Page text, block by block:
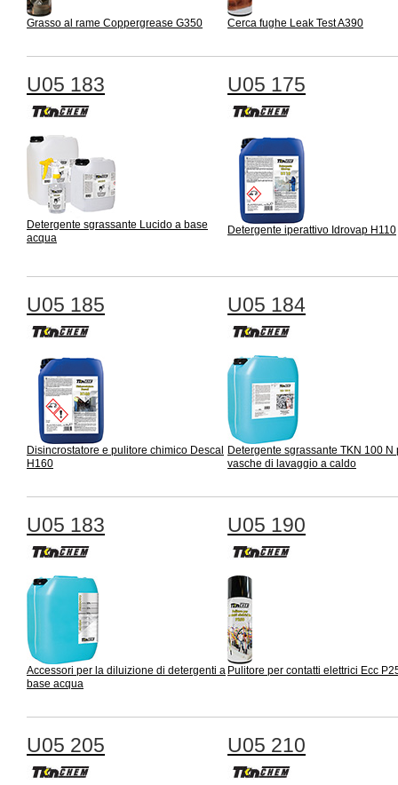
Grasso al rame Coppergrease G350 Cerca fughe Leak Test A390
U05 183
Detergente sgrassante Lucido a base
acqua
U05 175
Detergente iperattivo Idrovap H110
U05 185
Disincrostatore e pulitore chimico Descal
H160
U05 184
Detergente sgrassante TKN 100 N
vasche di lavaggio a caldo
U05 183
Accessori per la diluizione di detergenti a
base acqua
U05 190
Pulitore per contatti elettrici Ecc
U05 205 U05 210